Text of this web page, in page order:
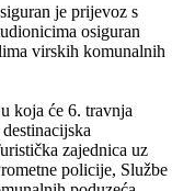
je prijevoz s
osiguran
virskih komunalnih
koja će 6. travnja
zajednica uz
policije, Službe